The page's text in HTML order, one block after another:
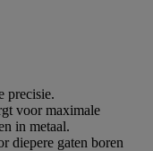
precisie.
voor maximale
in metaal.
diepere gaten boren